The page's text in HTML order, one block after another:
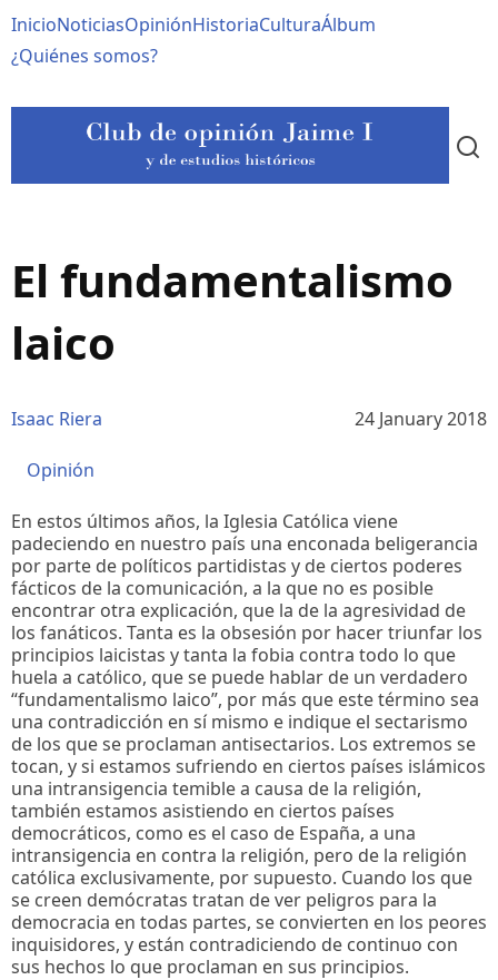
al
contenido
Navegación
principal
InicioNoticiasOpiniónHistoriaCulturaÁlbum
¿Quiénes somos?
El fundamentalismo
laico
Isaac Riera 24 January 2018
Opinión
En estos últimos años, la Iglesia Católica viene
padeciendo en nuestro país una enconada beligerancia
por parte de políticos partidistas y de ciertos poderes
fácticos de la comunicación, a la que no es posible
encontrar otra explicación, que la de la agresividad de
los fanáticos. Tanta es la obsesión por hacer triunfar los
principios laicistas y tanta la fobia contra todo lo que
huela a católico, que se puede hablar de un verdadero
“fundamentalismo laico”, por más que este término sea
una contradicción en sí mismo e indique el sectarismo
de los que se proclaman antisectarios. Los extremos se
tocan, y si estamos sufriendo en ciertos países islámicos
una intransigencia temible a causa de la religión,
también estamos asistiendo en ciertos países
democráticos, como es el caso de España, a una
intransigencia en contra la religión, pero de la religión
católica exclusivamente, por supuesto. Cuando los que
se creen demócratas tratan de ver peligros para la
democracia en todas partes, se convierten en los peores
inquisidores, y están contradiciendo de continuo con
sus hechos lo que proclaman en sus principios.